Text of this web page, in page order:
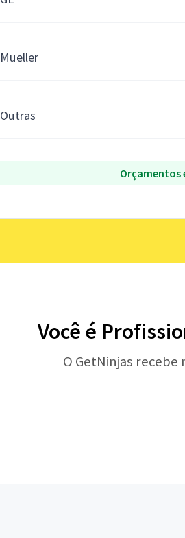
Mueller
Outras
Orçamentos
Você é
O GetNinjas recebe